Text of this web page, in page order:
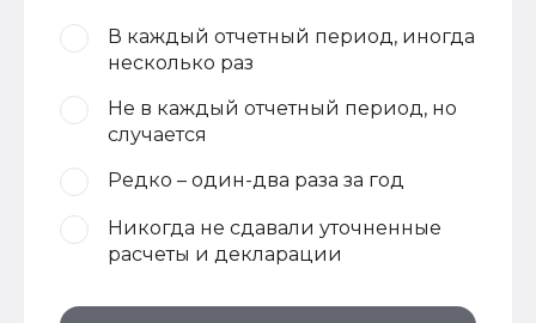
В каждый отчетный период, иногда
несколько раз
Не в каждый отчетный период, но
случается
Редко – один-два раза за год
Никогда не сдавали уточненные
расчеты и декларации